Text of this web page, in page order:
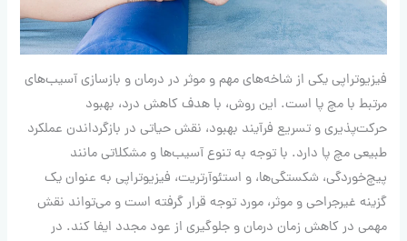
فیزیوتراپی یکی از شاخه‌های مهم و موثر در درمان و بازسازی آسیب‌های
مرتبط با مچ پا است. این روش، با هدف کاهش درد، بهبود
حرکت‌پذیری و تسریع فرآیند بهبود، نقش حیاتی در بازگرداندن عملکرد
طبیعی مچ پا دارد. با توجه به تنوع آسیب‌ها و مشکلاتی مانند
پیچ‌خوردگی، شکستگی‌ها، و استئوآرتریت، فیزیوتراپی به عنوان یک
گزینه غیرجراحی و موثر، مورد توجه قرار گرفته است و می‌تواند نقش
مهمی در کاهش زمان درمان و جلوگیری از عود مجدد ایفا کند. در